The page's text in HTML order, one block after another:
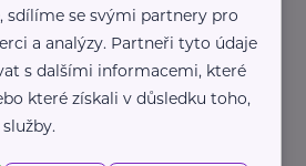
sdílíme se svými partnery pro
a analýzy. Partneři tyto údaje
s dalšími informacemi, které
které získali v důsledku toho,